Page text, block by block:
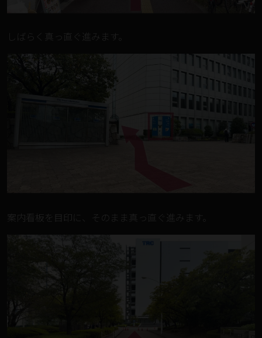
しばらく真っ直ぐ進みます。
案内看板を目印に、そのまま真っ直ぐ進みます。